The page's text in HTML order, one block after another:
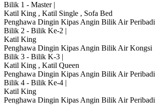
Bilik 1 - Master |
Katil King , Katil Single , Sofa Bed
Penghawa Dingin Kipas Angin Bilik Air Peribadi
Bilik 2 - Bilik Ke-2 |
Katil King
Penghawa Dingin Kipas Angin Bilik Air Kongsi
Bilik 3 - Bilik K-3 |
Katil King , Katil Queen
Penghawa Dingin Kipas Angin Bilik Air Peribadi
Bilik 4 - Bilik Ke-4 |
Katil King
Penghawa Dingin Kipas Angin Bilik Air Peribadi